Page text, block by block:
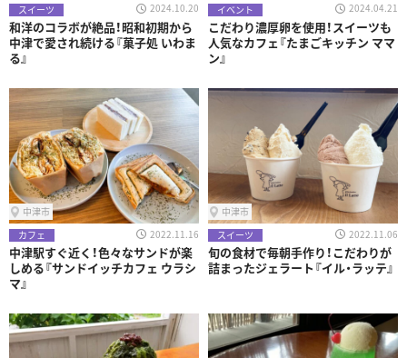
スイーツ
2024.10.20
和洋のコラボが絶品！昭和初期から
中津で愛され続ける『菓子処 いわま
る』
イベント
2024.04.21
こだわり濃厚卵を使用！スイーツも
人気なカフェ『たまごキッチン ママ
ン』
中津市
カフェ
2022.11.16
中津駅すぐ近く！色々なサンドが楽
しめる『サンドイッチカフェ ウラシ
マ』
中津市
スイーツ
2022.11.06
旬の食材で毎朝手作り！こだわりが
詰まったジェラート『イル・ラッテ』